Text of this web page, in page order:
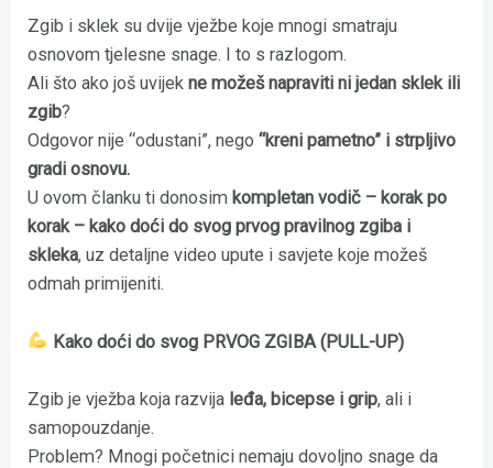
Zgib i sklek su dvije vježbe koje mnogi smatraju
osnovom tjelesne snage. I to s razlogom.
Ali što ako još uvijekne možeš napraviti ni jedan sklek ili
zgib?
Odgovor nije “odustani”, nego“kreni pametno” i strpljivo
gradi osnovu.
U ovom članku ti donosim kompletan vodič – korak po
korak – kako doći do svog prvog pravilnog zgiba i
skleka, uz detaljne video upute i savjete koje možeš
odmah primijeniti.
Kako doći do svog PRVOG ZGIBA (PULL-UP)
Zgib je vježba koja razvija leđa, bicepse i grip, ali i
samopouzdanje.
Problem? Mnogi početnici nemaju dovoljno snage da